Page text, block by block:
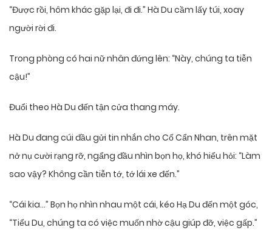
“Được rồi, hôm khác gặp lại, đi đi.” Hà Du cầm lấy túi, xoay
người rời đi.
Trong phòng có hai nữ nhân đứng lên: “Này, chúng ta tiễn
cậu!”
Đuổi theo Hà Du đến tận cửa thang máy.
Hà Du đang cúi đầu gửi tin nhắn cho Cố Cẩn Nhan, trên mặt
nở nụ cười rạng rỡ, ngẩng đầu nhìn bọn họ, khó hiểu hỏi: “Làm
sao vậy? Không cần tiễn tớ, tớ lái xe đến.”
“Cái kia…” Bọn họ nhìn nhau một cái, kéo Hạ Du đến một góc,
“Tiểu Du, chúng ta có việc muốn nhờ cậu giúp đỡ, việc gấp.”